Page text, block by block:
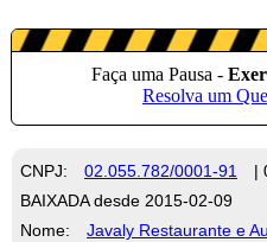
CNPJ: 02.055.782/0001-91
|
BAIXADA desde 2015-02-09
Nome:
Javaly Restaurante e